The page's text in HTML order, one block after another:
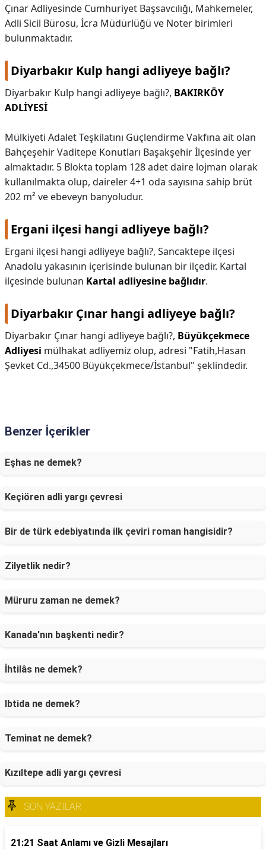
Çınar Adliyesinde Cumhuriyet Başsavcılığı, Mahkemeler,
Adli Sicil Bürosu, İcra Müdürlüğü ve Noter birimleri
bulunmaktadır.
Diyarbakır Kulp hangi adliyeye bağlı?
Diyarbakır Kulp hangi adliyeye bağlı?, BAKIRKÖY
ADLİYESİ
Mülkiyeti Adalet Teşkilatını Güçlendirme Vakfına ait olan
Bahçeşehir Vaditepe Konutları Başakşehir İlçesinde yer
almaktadır. 5 Blokta toplam 128 adet daire lojman olarak
kullanılmakta olup, daireler 4+1 oda sayısına sahip brüt
202 m² ve ebeveyn banyoludur.
Ergani ilçesi hangi adliyeye bağlı?
Ergani ilçesi hangi adliyeye bağlı?, Sancaktepe ilçesi
Anadolu yakasının içerisinde bulunan bir ilçedir. Kartal
ilçesinde bulunan Kartal adliyesine bağlıdır.
Diyarbakır Çınar hangi adliyeye bağlı?
Diyarbakır Çınar hangi adliyeye bağlı?, Büyükçekmece
Adliyesi mülhakat adliyemiz olup, adresi "Fatih,Hasan
Şevket Cd.,34500 Büyükçekmece/İstanbul" şeklindedir.
Benzer İçerikler
Eşhas ne demek?
Keçiören adli yargı çevresi
Bir de türk edebiyatında ilk çeviri roman hangisidir?
Zilyetlik nedir?
Müruru zaman ne demek?
Kanada'nın başkenti nedir?
İhtilâs ne demek?
Ibtida ne demek?
Teminat ne demek?
Kızıltepe adli yargı çevresi
SON YAZILAR
21:21 Saat Anlamı ve Gizli Mesajları